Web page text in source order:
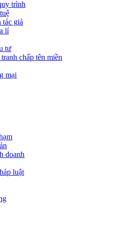
trình
tác giả
lí
tư
chấp tên miền
mại
doanh
luật